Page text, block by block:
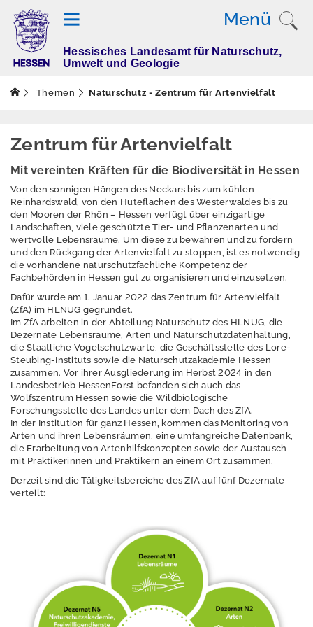
Menü
T
e
n
Altlasten
Boden
Dürre
Elektromagnetisch
Erschütterungen
Geografische
Informationssystem
e
Geologie
Klimawandel und
Anpassung
Luft
Zentrum für
Artenvielfalt
Hessisches Landesamt für Naturschutz,
Umwelt und Geologie
Themen Naturschutz - Zentrum für Artenvielfalt
Zentrum für Artenvielfalt
Mit vereinten Kräften für die Biodiversität in Hessen
Von den sonnigen Hängen des Neckars bis zum kühlen
Reinhardswald, von den Huteflächen des Westerwaldes bis zu
den Mooren der Rhön – Hessen verfügt über einzigartige
Landschaften, viele geschützte Tier- und Pflanzenarten und
wertvolle Lebensräume. Um diese zu bewahren und zu fördern
und den Rückgang der Artenvielfalt zu stoppen, ist es notwendig
die vorhandene naturschutzfachliche Kompetenz der
Fachbehörden in Hessen gut zu organisieren und einzusetzen.
Dafür wurde am 1. Januar 2022 das Zentrum für Artenvielfalt
(ZfA) im HLNUG gegründet.
Im ZfA arbeiten in der Abteilung Naturschutz des HLNUG, die
Dezernate Lebensräume, Arten und Naturschutzdatenhaltung,
die Staatliche Vogelschutzwarte, die Geschäftsstelle des Lore-
Steubing-Instituts sowie die Naturschutzakademie Hessen
zusammen. Vor ihrer Ausgliederung im Herbst 2024 in den
Landesbetrieb HessenForst befanden sich auch das
Wolfszentrum Hessen sowie die Wildbiologische
Forschungsstelle des Landes unter dem Dach des ZfA.
In der Institution für ganz Hessen, kommen das Monitoring von
Arten und ihren Lebensräumen, eine umfangreiche Datenbank,
die Erarbeitung von Artenhilfskonzepten sowie der Austausch
mit Praktikerinnen und Praktikern an einem Ort zusammen.
Derzeit sind die Tätigkeitsbereiche des ZfA auf fünf Dezernate
verteilt: